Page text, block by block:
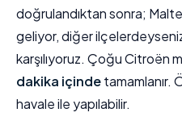
doğrulandıktan sonra;
geliyor, diğer
karşılıyoruz. Çoğu Citroën
dakika içindetamamlanır.
havale ile yapılabilir.